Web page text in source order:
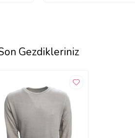
Gezdikleriniz